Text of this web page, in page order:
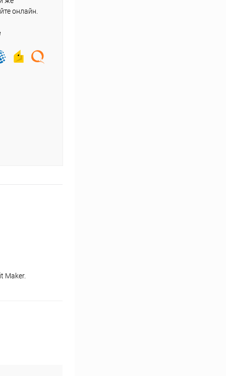
онлайн.
Maker.